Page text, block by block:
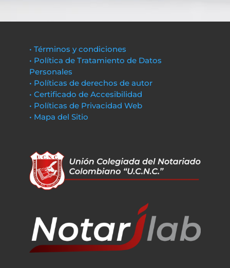
• Términos y condiciones
• Política de Tratamiento de Datos
Personales
• Políticas de derechos de autor
• Certificado de Accesibilidad
• Políticas de Privacidad Web
• Mapa del Sitio